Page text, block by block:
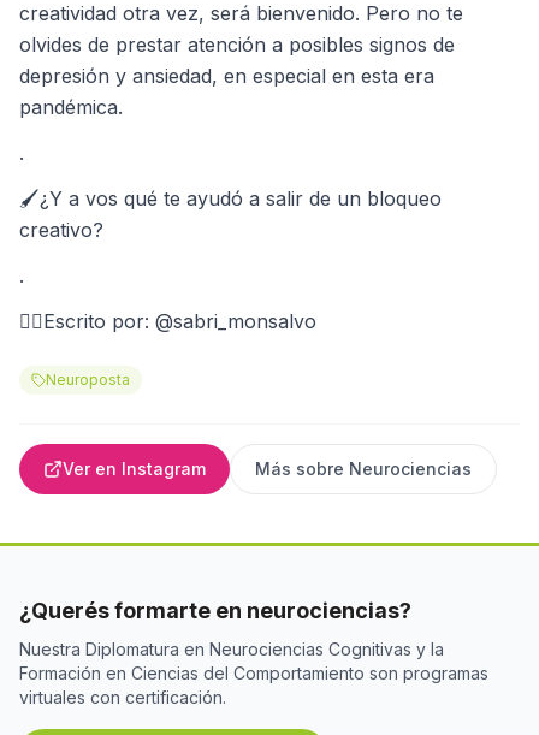
creatividad otra vez, será bienvenido. Pero no te
olvides de prestar atención a posibles signos de
depresión y ansiedad, en especial en esta era
pandémica.
.
🖌️¿Y a vos qué te ayudó a salir de un bloqueo
creativo?
.
✍🏻Escrito por: @sabri_monsalvo
Neuroposta
Ver en Instagram Más sobre Neurociencias
¿Querés formarte en neurociencias?
Nuestra Diplomatura en Neurociencias Cognitivas y la
Formación en Ciencias del Comportamiento son programas
virtuales con certificación.